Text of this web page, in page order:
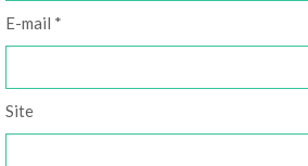
E-mail *
Site